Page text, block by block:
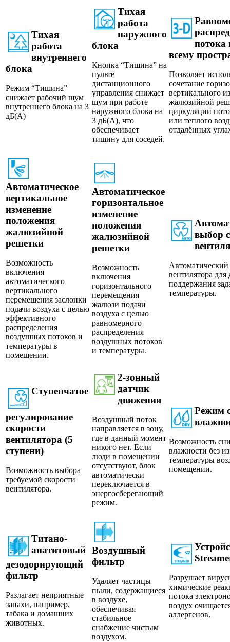
Тихая
работа
внутреннего
блока
Режим “Тишина”
снижает рабочий шум
внутреннего блока на 3
дБ(A)
Тихая
работа
наружного
блока
Кнопка “Тишина” на
пульте
дистанционного
управления снижает
шум при работе
наружного блока на
3 дБ(A), что
обеспечивает
тишину для соседей.
потока
всему
Позволяет
сочетание
вертикального
жалюзийной
циркуляции
или теплого
отдалённых
Автоматическое
вертикальное
изменение
положения
жалюзийной
решетки
Возможность
включения
автоматического
вертикального
перемещения заслонки
подачи воздуха с целью
эффективного
распределения
воздушных потоков и
температуры в
помещении.
Автоматическое
горизонтальное
изменение
положения
жалюзийной
решетки
Возможность
включения
горизонтального
перемещения
жалюзи подачи
воздуха с целью
равномерного
распределения
воздушных потоков
и температуры.
выбор
вентилятора
поддержания
температуры.
Ступенчатое
регулирование
скорости
вентилятора (5
ступени)
Возможность выбора
требуемой скорости
вентилятора.
2-зонный
датчик
движения
Воздушный поток
направляется в зону,
где в данный момент
никого нет. Если
люди в помещении
отсутствуют, блок
автоматически
переключается в
энергосберегающий
режим.
Режим
Возможность
влажности без
температуры
помещении.
Титано-
апатитовый
дезодорирующий
фильтр
Разлагает неприятные
запахи, например,
табака и домашних
животных.
Воздушный
фильтр
Удаляет частицы
пыли, содержащиеся
в воздухе,
обеспечивая
стабильное
снабжение чистым
воздухом.
Разрушает
химические
потока
воздух
аллергенов.